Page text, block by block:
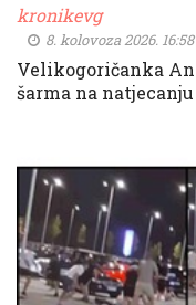
kronikevg
8. kolovoza 2026. 16:58
Velikogoričanka
šarma na